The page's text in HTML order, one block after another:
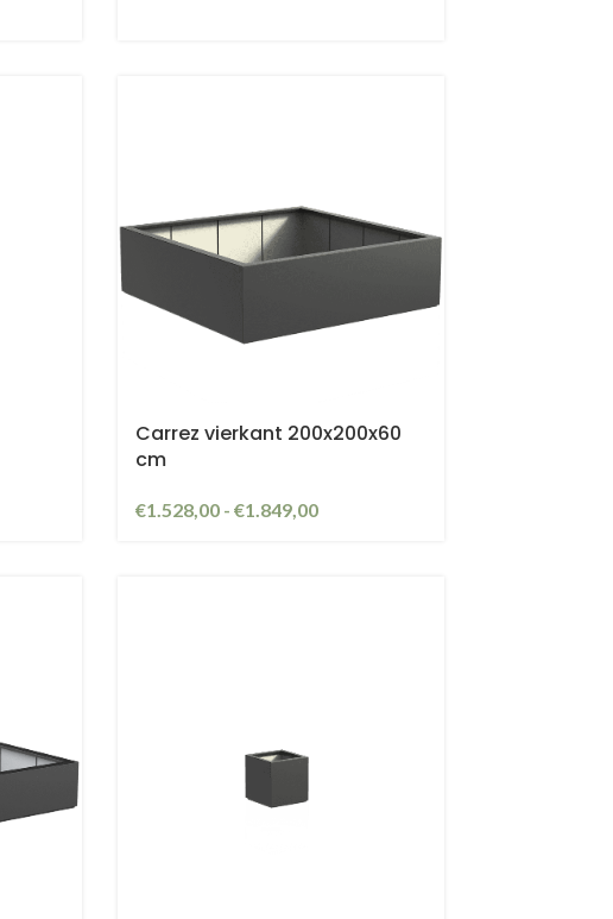
Carrez vierkant 200x200x60
cm
€1.528,00 - €1.849,00